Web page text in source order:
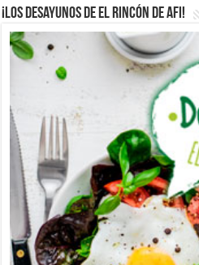
¡Los desayunos de El Rincón de Afi!